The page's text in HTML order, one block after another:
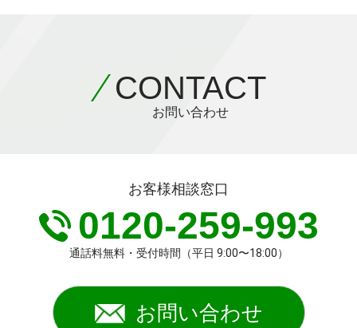
CONTACT
お問い合わせ
お客様相談窓口
0120-259-993
通話料無料・受付時間（平日 9:00〜18:00）
お問い合わせ